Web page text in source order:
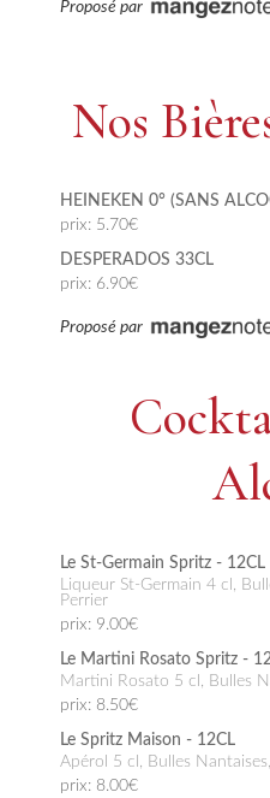
Proposé par
Nos
HEINEKEN 0° (SANS
prix: 5.70€
DESPERADOS 33CL
prix: 6.90€
Proposé par
Le St-Germain Spritz - 12CL
Liqueur St-Germain 4 cl, Bulles Nantaises, Citron Jaune,
Perrier
prix: 9.00€
Le Martini Rosato Spritz -
Martini Rosato 5 cl, Bulles
prix: 8.50€
Le Spritz Maison - 12CL
Apérol 5 cl, Bulles
prix: 8.00€